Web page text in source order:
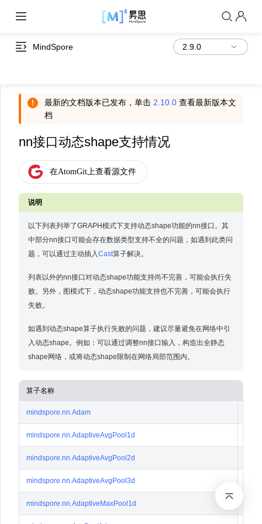
MindSpore
最新的文档版本已发布，单击 2.10.0 查看最新版本文
档
nn接口动态shape支持情况
以下列表列举了GRAPH模式下支持动态shape功能的nn接口。其
中部分nn接口可能会存在数据类型支持不全的问题，如遇到此类问
题，可以通过主动插入Cast算子解决。
列表以外的nn接口对动态shape功能支持尚不完善，可能会执行失
败。另外，图模式下，动态shape功能支持也不完善，可能会执行
失败。
如遇到动态shape算子执行失败的问题，建议尽量避免在网络中引
入动态shape。例如：可以通过调整nn接口输入，构造出全静态
shape网络，或将动态shape限制在网络局部范围内。
算子名称
mindspore.nn.Adam
mindspore.nn.AdaptiveAvgPool1d
mindspore.nn.AdaptiveAvgPool2d
mindspore.nn.AdaptiveAvgPool3d
mindspore.nn.AdaptiveMaxPool1d